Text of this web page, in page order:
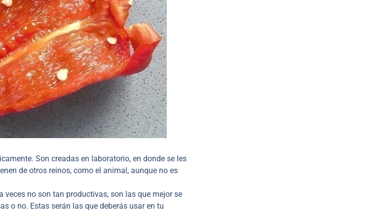
Son creadas en laboratorio, en donde se les
de otros reinos, como el animal, aunque no es
no son tan productivas, son las que mejor se
o no. Estas serán las que deberás usar en tu